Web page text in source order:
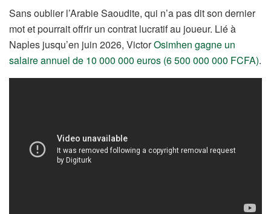
Sans oublier l’Arabie Saoudite, qui n’a pas dit son dernier
mot et pourrait offrir un contrat lucratif au joueur. Lié à
Naples jusqu’en juin 2026, VictorOsimhen gagne un
salaire annuel de 10 000 000 euros (6 500 000 000 FCFA).